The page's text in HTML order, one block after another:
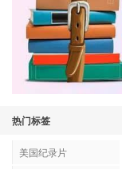
热门标签
美国纪录片